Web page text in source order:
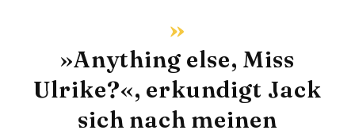
»Anything else, Miss
Ulrike?«, erkundigt Jack
sich nach meinen